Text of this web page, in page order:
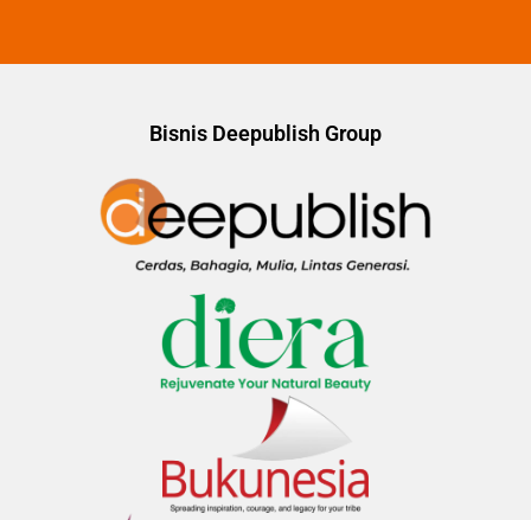
Bisnis Deepublish Group